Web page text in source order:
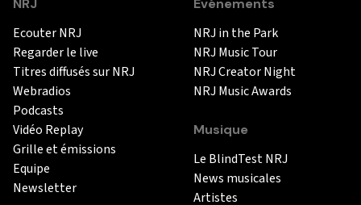
NRJ
Ecouter NRJ
Regarder le live
Titres diffusés sur NRJ
Webradios
Podcasts
Vidéo Replay
Grille et émissions
Equipe
Newsletter
Événements
NRJ in the Park
NRJ Music Tour
NRJ Creator Night
NRJ Music Awards
Musique
Le BlindTest NRJ
News musicales
Artistes